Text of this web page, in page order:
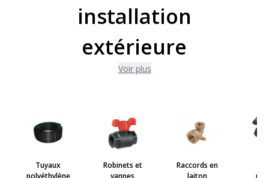
installation
extérieure
Voir plus
Tuyaux
polyéthylène
Robinets et
vannes
Raccords en
laiton